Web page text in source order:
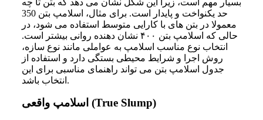
حد یکنواخت و پایدار است. برای مثال، اسلامپ بتن 350
معمولا در بتن های با کارایی متوسط استفاده می شود، در
حالی که اسلامپ بتن ۴۰۰ نشان دهنده روانی بیشتر است.
انتخاب نوع مناسب اسلامپ به عواملی مانند نوع سازه،
روش اجرا و شرایط محیطی بستگی دارد و استفاده از
جدول اسلامپ بتن می تواند راهنمای مناسبی برای این
انتخاب باشد.
اسلامپ واقعی (True Slump)